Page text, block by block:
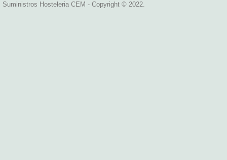
Suministros Hosteleria CEM - Copyright © 2022.